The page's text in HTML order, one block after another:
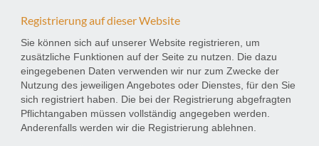
Registrierung auf dieser Website
Sie können sich auf unserer Website registrieren, um
zusätzliche Funktionen auf der Seite zu nutzen. Die dazu
eingegebenen Daten verwenden wir nur zum Zwecke der
Nutzung des jeweiligen Angebotes oder Dienstes, für den Sie
sich registriert haben. Die bei der Registrierung abgefragten
Pflichtangaben müssen vollständig angegeben werden.
Anderenfalls werden wir die Registrierung ablehnen.